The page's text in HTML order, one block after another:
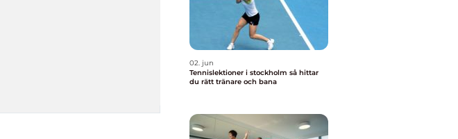
02. jun
Tennislektioner i stockholm så hittar
du rätt tränare och bana